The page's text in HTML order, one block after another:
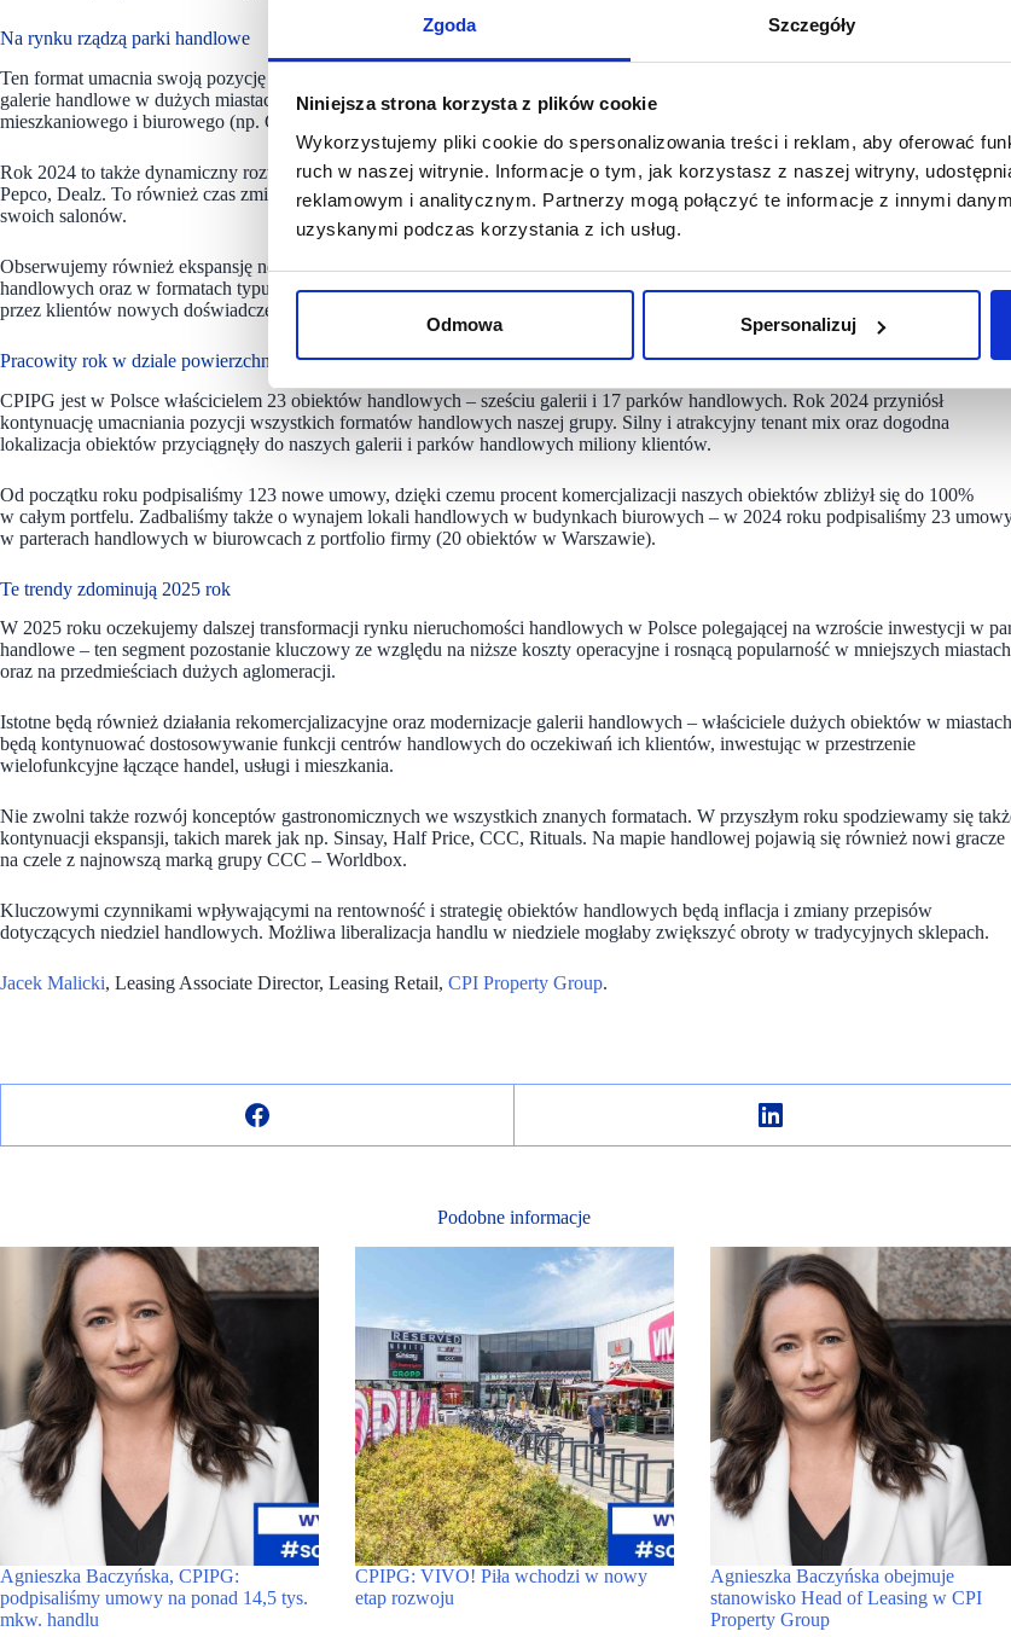
Zgoda Szczegóły
Niniejsza strona korzysta z plików cookie
Wykorzystujemy pliki cookie do spersonalizowania treści i reklam, aby oferować
ruch w naszej witrynie. Informacje o tym, jak korzystasz z naszej witryny,
reklamowym i analitycznym. Partnerzy mogą połączyć te informacje z innymi
uzyskanymi podczas korzystania z ich usług.
Odmowa Spersonalizuj
Na rynku rządzą parki handlowe
Ten format umacnia swoją pozycję jako atrakcyjna inwestycja, dzięki stabilności i dostosowaniu do lokalnych potrzeb. Tymczasem
galerie handlowe w dużych miastach zmieniały swoje funkcje, a nawet ustępowały miejsca nowym inwestycjom z segmentu
mieszkaniowego i biurowego (np. Galeria Malta w Poznaniu).
Rok 2024 to także dynamiczny rozwój wielu sieci handlowych, takich jak np.: Half Price, CCC, Sinsay, Rituals, Empik, Pitbull,
Pepco, Dealz. To również czas zmiany formatów sieci handlowych na czele z marką Ochnik, która znacząco zwiększyła
swoich salonów.
Obserwujemy również ekspansję nowych konceptów gastronomicznych funkcjonujących w strefach restauracyjnych obiektów
handlowych oraz w formatach typu food hall zlokalizowanych w największych miastach w Polsce, co jest związane z
przez klientów nowych doświadczeń kulinarnych.
Pracowity rok w dziale powierzchni handlowych CPIPG
CPIPG jest w Polsce właścicielem 23 obiektów handlowych – sześciu galerii i 17 parków handlowych. Rok 2024 przyniósł
kontynuację umacniania pozycji wszystkich formatów handlowych naszej grupy. Silny i atrakcyjny tenant mix oraz dogodna
lokalizacja obiektów przyciągnęły do naszych galerii i parków handlowych miliony klientów.
Od początku roku podpisaliśmy 123 nowe umowy, dzięki czemu procent komercjalizacji naszych obiektów zbliżył się do 100%
w całym portfelu. Zadbaliśmy także o wynajem lokali handlowych w budynkach biurowych – w 2024 roku podpisaliśmy 23
w parterach handlowych w biurowcach z portfolio firmy (20 obiektów w Warszawie).
Te trendy zdominują 2025 rok
W 2025 roku oczekujemy dalszej transformacji rynku nieruchomości handlowych w Polsce polegającej na wzroście inwestycji w
handlowe – ten segment pozostanie kluczowy ze względu na niższe koszty operacyjne i rosnącą popularność w mniejszych miastach
oraz na przedmieściach dużych aglomeracji.
Istotne będą również działania rekomercjalizacyjne oraz modernizacje galerii handlowych – właściciele dużych obiektów w miastach
będą kontynuować dostosowywanie funkcji centrów handlowych do oczekiwań ich klientów, inwestując w przestrzenie
wielofunkcyjne łączące handel, usługi i mieszkania​.
Nie zwolni także rozwój konceptów gastronomicznych we wszystkich znanych formatach. W przyszłym roku spodziewamy się
kontynuacji ekspansji, takich marek jak np. Sinsay, Half Price, CCC, Rituals. Na mapie handlowej pojawią się również nowi gracze
na czele z najnowszą marką grupy CCC – Worldbox.
Kluczowymi czynnikami wpływającymi na rentowność i strategię obiektów handlowych będą inflacja i zmiany przepisów
dotyczących niedziel handlowych. Możliwa liberalizacja handlu w niedziele mogłaby zwiększyć obroty w tradycyjnych sklepach.
Jacek Malicki, Leasing Associate Director, Leasing Retail, CPI Property Group.
Podobne informacje
Agnieszka Baczyńska, CPIPG:
podpisaliśmy umowy na ponad 14,5 tys.
mkw. handlu
CPIPG: VIVO! Piła wchodzi w nowy
etap rozwoju
Agnieszka Baczyńska obejmuje
stanowisko Head of Leasing w CPI
Property Group